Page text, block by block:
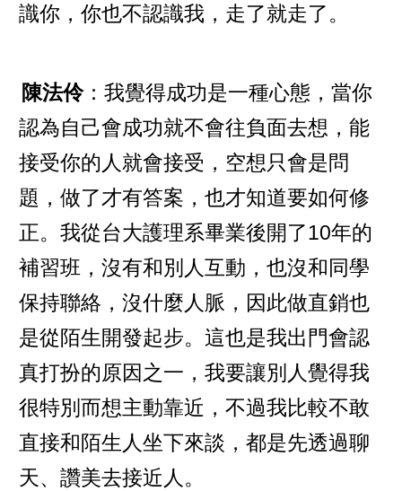
識你，你也不認識我，走了就走了。
陳法伶：我覺得成功是一種心態，當你
認為自己會成功就不會往負面去想，能
接受你的人就會接受，空想只會是問
題，做了才有答案，也才知道要如何修
正。我從台大護理系畢業後開了10年的
補習班，沒有和別人互動，也沒和同學
保持聯絡，沒什麼人脈，因此做直銷也
是從陌生開發起步。這也是我出門會認
真打扮的原因之一，我要讓別人覺得我
很特別而想主動靠近，不過我比較不敢
直接和陌生人坐下來談，都是先透過聊
天、讚美去接近人。